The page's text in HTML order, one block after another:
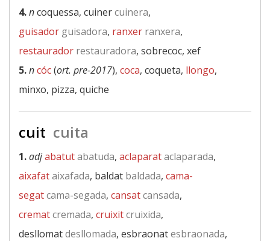
4.ncoquessa, cuinercuinera,
guisador guisadora, ranxer ranxera,
restaurador restauradora, sobrecoc, xef
5.ncóc(ort. pre-2017), coca, coqueta, llongo,
minxo, pizza, quiche
cuit cuita
1.adjabatutabatuda, aclaparataclaparada,
aixafataixafada, baldat baldada, cama-
segatcama-segada, cansatcansada,
crematcremada, cruixitcruixida,
desllomatdesllomada, esbraonatesbraonada,